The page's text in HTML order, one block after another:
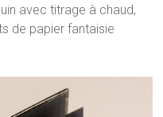
avec titrage à chaud,
de papier fantaisie